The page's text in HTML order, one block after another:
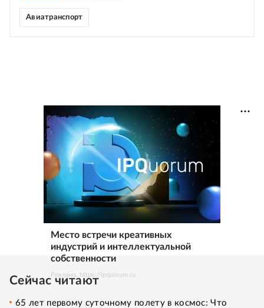
Авиатранспорт
Место встречи креативных
индустрий и интеллектуальной
собственности
Реклама. https://ipquorum.ru
Сейчас читают
65 лет первому суточному полету в космос: Что